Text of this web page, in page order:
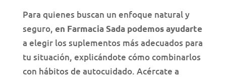
Para quienes buscan un enfoque natural y
seguro, en Farmacia Sada podemos ayudarte
a elegir los suplementos más adecuados para
tu situación, explicándote cómo combinarlos
con hábitos de autocuidado. Acércate a